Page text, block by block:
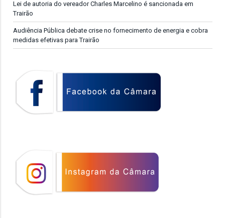
Lei de autoria do vereador Charles Marcelino é sancionada em
Trairão
Audiência Pública debate crise no fornecimento de energia e cobra
medidas efetivas para Trairão